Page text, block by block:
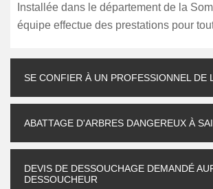
Installée dans le département de la
équipe effectue des prestations pour
SE CONFIER À UN PROFESSIONNEL DE
ABATTAGE D'ARBRES DANGEREUX À
DEVIS DE DESSOUCHAGE DEMANDÉ
DESSOUCHEUR